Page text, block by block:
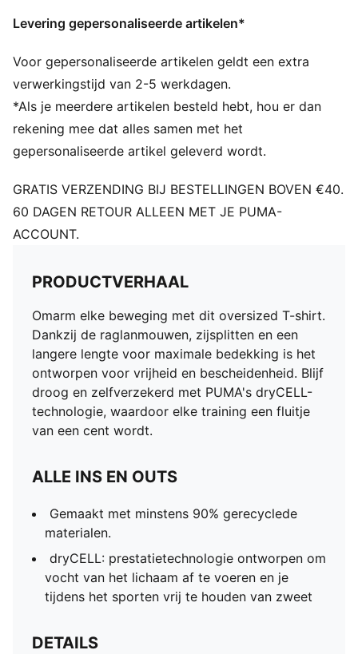
PUMA-merkdetails
Levering gepersonaliseerde artikelen*
Voor gepersonaliseerde artikelen geldt een extra
verwerkingstijd van 2-5 werkdagen.
*Als je meerdere artikelen besteld hebt, hou er dan
rekening mee dat alles samen met het
gepersonaliseerde artikel geleverd wordt.
GRATIS VERZENDING BIJ BESTELLINGEN BOVEN €40.
60 DAGEN RETOUR ALLEEN MET JE PUMA-
ACCOUNT.
PRODUCTVERHAAL
Omarm elke beweging met dit oversized T-shirt.
Dankzij de raglanmouwen, zijsplitten en een
langere lengte voor maximale bedekking is het
ontworpen voor vrijheid en bescheidenheid. Blijf
droog en zelfverzekerd met PUMA's dryCELL-
technologie, waardoor elke training een fluitje
van een cent wordt.
ALLE INS EN OUTS
Gemaakt met minstens 90% gerecyclede
materialen.
dryCELL: prestatietechnologie ontworpen om
vocht van het lichaam af te voeren en je
tijdens het sporten vrij te houden van zweet
DETAILS